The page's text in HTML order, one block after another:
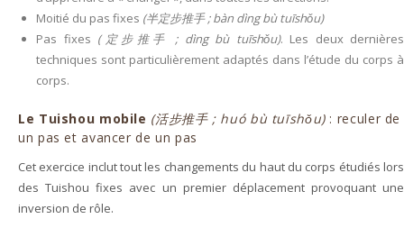
Moitié du pas fixes (半定步推手 ; bàn dìng bù tuīshǒu)
Pas fixes (定步推手 ; dìng bù tuīshǒu). Les deux dernières
techniques sont particulièrement adaptés dans l’étude du corps à
corps.
Le Tuishou mobile (活步推手 ; huó bù tuīshǒu): reculer de
un pas et avancer de un pas
Cet exercice inclut tout les changements du haut du corps étudiés lors
des Tuishou fixes avec un premier déplacement provoquant une
inversion de rôle.